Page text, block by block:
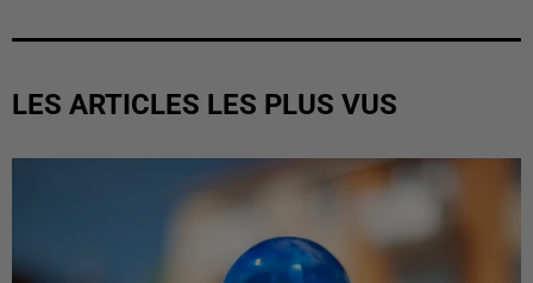
LES ARTICLES LES PLUS VUS